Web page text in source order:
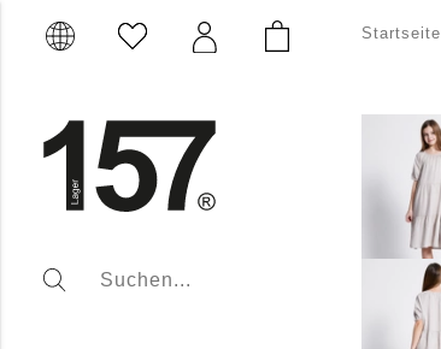
Startseite